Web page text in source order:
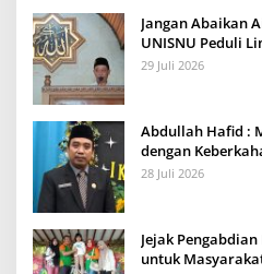
Jangan Abaikan
UNISNU Peduli
29 Juli 2026
Abdullah Hafid :
dengan
28 Juli 2026
Jejak
untuk